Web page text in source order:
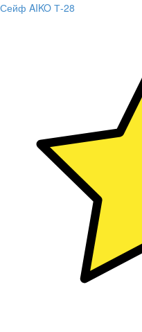
Сейф AIKO Т-28